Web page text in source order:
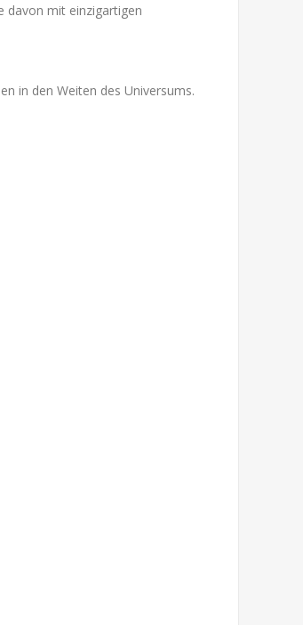
davon mit einzigartigen
in den Weiten des Universums.